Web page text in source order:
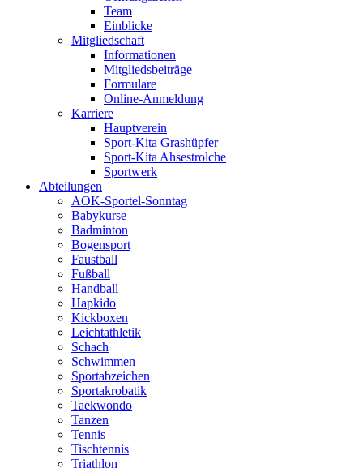
Team
Einblicke
Mitgliedschaft
Informationen
Mitgliedsbeiträge
Formulare
Online-Anmeldung
Karriere
Hauptverein
Sport-Kita Grashüpfer
Sport-Kita Ahsestrolche
Sportwerk
Abteilungen
AOK-Sportel-Sonntag
Babykurse
Badminton
Bogensport
Faustball
Fußball
Handball
Hapkido
Kickboxen
Leichtathletik
Schach
Schwimmen
Sportabzeichen
Sportakrobatik
Taekwondo
Tanzen
Tennis
Tischtennis
Triathlon